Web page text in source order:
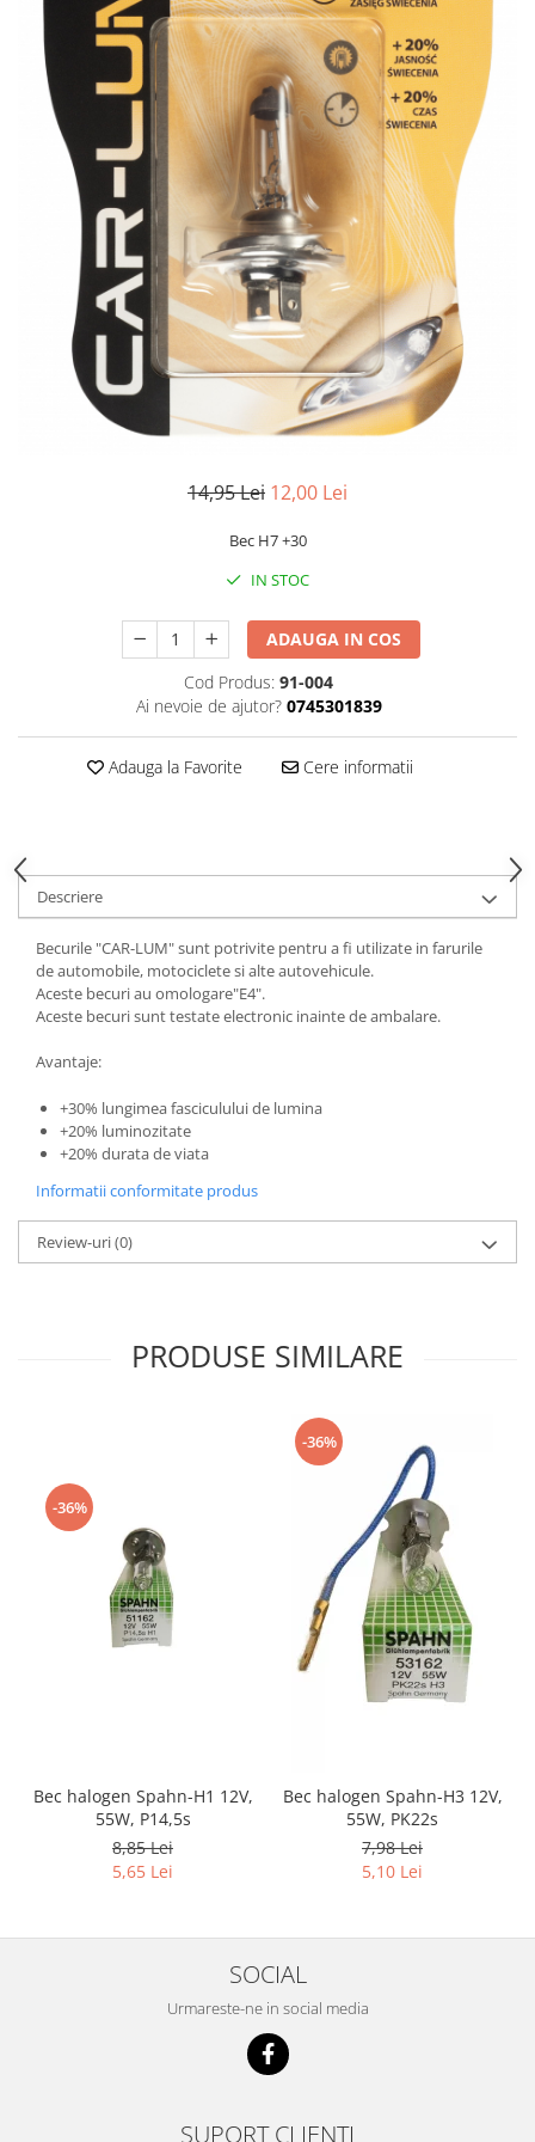
14,95 Lei 12,00 Lei
Bec H7 +30
IN STOC
ADAUGA IN COS
Cod Produs: 91-004
Ai nevoie de ajutor? 0745301839
Adauga la Favorite Cere informatii
Descriere
Becurile "CAR-LUM" sunt potrivite pentru a fi utilizate in farurile
de automobile, motociclete si alte autovehicule.
Aceste becuri au omologare"E4".
Aceste becuri sunt testate electronic inainte de ambalare.
Avantaje:
+30% lungimea fasciculului de lumina
+20% luminozitate
+20% durata de viata
Informatii conformitate produs
Review-uri(0)
PRODUSE SIMILARE
-36%
Bec halogen Spahn-H1 12V,
55W, P14,5s
8,85 Lei
5,65 Lei
-36%
Bec halogen Spahn-H3 12V,
55W, PK22s
7,98 Lei
5,10 Lei
SOCIAL
Urmareste-ne in social media
SUPORT CLIENTI